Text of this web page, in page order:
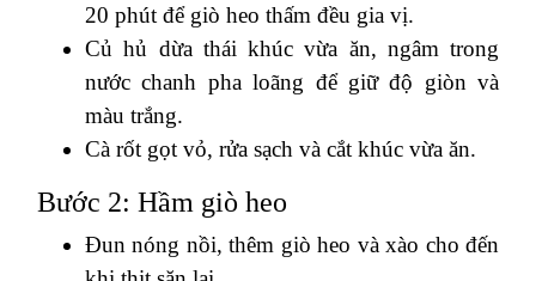
20 phút để giò heo thấm đều gia vị.
Củ hủ dừa thái khúc vừa ăn, ngâm trong
nước chanh pha loãng để giữ độ giòn và
màu trắng.
Cà rốt gọt vỏ, rửa sạch và cắt khúc vừa ăn.
Bước 2: Hầm giò heo
Đun nóng nồi, thêm giò heo và xào cho đến